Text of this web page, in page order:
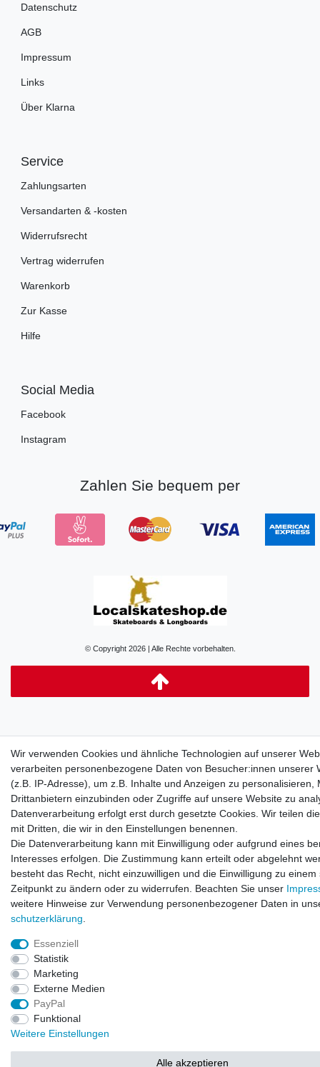
Datenschutz
AGB
Impressum
Links
Über Klarna
Service
Zahlungsarten
Versandarten & -kosten
Widerrufsrecht
Vertrag widerrufen
Warenkorb
Zur Kasse
Hilfe
Social Media
Facebook
Instagram
Zahlen Sie bequem per
© Copyright 2026 | Alle Rechte vorbehalten.
Wir verwenden Cookies und ähnliche Technologien auf unserer
verarbeiten personenbezogene Daten von Besucher:innen unserer
(z.B. IP-Adresse), um z.B. Inhalte und Anzeigen zu personalisieren,
Drittanbietern einzubinden oder Zugriffe auf unsere Website zu
Datenverarbeitung erfolgt erst durch gesetzte Cookies. Wir teilen
mit Dritten, die wir in den Einstellungen benennen.
Die Datenverarbeitung kann mit Einwilligung oder aufgrund eines
Interesses erfolgen. Die Zustimmung kann erteilt oder abgelehnt
besteht das Recht, nicht einzuwilligen und die Einwilligung zu einem
Zeitpunkt zu ändern oder zu widerrufen. Beachten Sie unser
weitere Hinweise zur Verwendung personenbezogener Daten in
schutz­erklärung
Essenziell
Statistik
Marketing
Externe Medien
PayPal
Funktional
Weitere Einstellungen
Alle akzeptieren